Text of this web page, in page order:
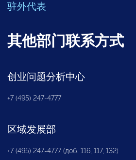
驻外代表
其他部门联系方式
创业问题分析中心
+7 (495) 247-4777
区域发展部
+7 (495) 247-4777 (доб. 116, 117, 132)